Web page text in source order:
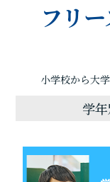
フリ
小学校から大
学